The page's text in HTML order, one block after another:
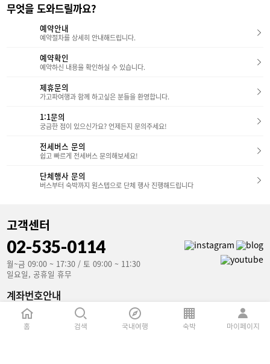
무엇을 도와드릴까요?
예약안내
예약절차를 상세히 안내해드립니다.
예약확인
예약하신 내용을 확인하실 수 있습니다.
제휴문의
가고파여행과 함께 하고싶은 분들을 환영합니다.
1:1문의
궁금한 점이 있으신가요? 언제든지 문의주세요!
전세버스 문의
쉽고 빠르게 전세버스 문의해보세요!
단체행사 문의
버스부터 숙박까지 원스텝으로 단체 행사 진행해드립니다
고객센터
02-535-0114
월~금 09:00 ~ 17:30 / 토 09:00 ~ 11:30
일요일, 공휴일 휴무
계좌번호안내
국민은행(예금주 : 가고파여행)
853801-04-106907
홈 검색 국내여행 숙박 마이페이지